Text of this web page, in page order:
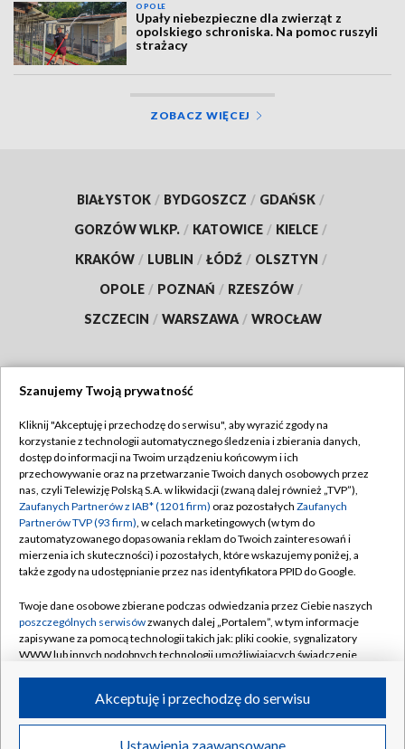
OPOLE
Upały niebezpieczne dla zwierząt z
opolskiego schroniska. Na pomoc ruszyli
strażacy
ZOBACZ WIĘCEJ
BIAŁYSTOK / BYDGOSZCZ / GDAŃSK /
GORZÓW WLKP. / KATOWICE / KIELCE /
KRAKÓW / LUBLIN / ŁÓDŹ / OLSZTYN /
OPOLE / POZNAŃ / RZESZÓW /
SZCZECIN / WARSZAWA / WROCŁAW
TVP
Abonament TVP
Emisja w TVP
Centrum informacji TVP
Naziemna Telewizja Cyfrowa
Rada Programowa
System NOS
Informacje o nadawcy
Program dla prasy
Regulamin TVP
Polityka prywatności
Moje zgody
Pomoc
Kontakt
Kanały
©2026 Telewizja Polska S.A. w likwidacji
Szanujemy Twoją prywatność
Kliknij "Akceptuję i przechodzę do serwisu", aby wyrazić zgody na
korzystanie z technologii automatycznego śledzenia i zbierania danych,
dostęp do informacji na Twoim urządzeniu końcowym i ich
przechowywanie oraz na przetwarzanie Twoich danych osobowych przez
nas, czyli Telewizję Polską S.A. w likwidacji (zwaną dalej również „TVP”),
Zaufanych Partnerów z IAB* (1201 firm) oraz pozostałych Zaufanych
Partnerów TVP (93 firm), w celach marketingowych (w tym do
zautomatyzowanego dopasowania reklam do Twoich zainteresowań i
mierzenia ich skuteczności) i pozostałych, które wskazujemy poniżej, a
także zgody na udostępnianie przez nas identyfikatora PPID do Google.
Twoje dane osobowe zbierane podczas odwiedzania przez Ciebie naszych
poszczególnych serwisówzwanych dalej „Portalem”, w tym informacje
zapisywane za pomocą technologii takich jak: pliki cookie, sygnalizatory
WWW lub innych podobnych technologii umożliwiających świadczenie
ruchu w Internecie.
Twoje dane osobowe zbierane podczas odwiedzania przez Ciebie
Ustawienia zaawansowane
Akceptuję i przechodzę do serwisu